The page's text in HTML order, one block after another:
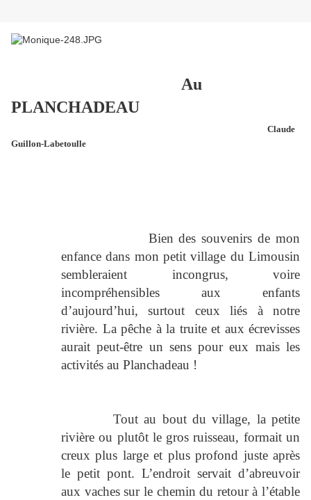
Au
PLANCHADEAU
Claude
Guillon-Labetoulle
Bien des souvenirs de mon
enfance dans mon petit village du Limousin
sembleraient incongrus, voire
incompréhensibles aux enfants
d’aujourd’hui, surtout ceux liés à notre
rivière. La pêche à la truite et aux écrevisses
aurait peut-être un sens pour eux mais les
activités au Planchadeau !
Tout au bout du village, la petite
rivière ou plutôt le gros ruisseau, formait un
creux plus large et plus profond juste après
le petit pont. L’endroit servait d’abreuvoir
aux vaches sur le chemin du retour à l’étable